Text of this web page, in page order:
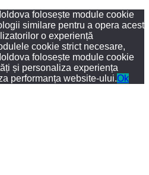
folosește module cookie
similare pentru a opera acest
o experiență
cookie strict necesare,
folosește module cookie
și personaliza experiența
performanța website-ului.Ok